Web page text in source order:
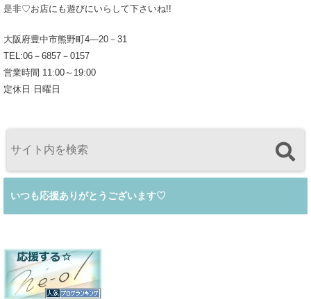
是非♡お店にも遊びにいらして下さいね!!
大阪府豊中市熊野町4―20－31
TEL:06－6857－0157
営業時間 11:00～19:00
定休日 日曜日
いつも応援ありがとうございます♡